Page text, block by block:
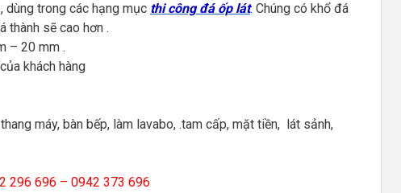
trong các hạng mục thi công đá ốp lát. Chúng có khổ đá
thành sẽ cao hơn .
– 20 mm .
khách hàng
máy, bàn bếp, làm lavabo, .tam cấp, mặt tiền, lát sảnh,
296 696 – 0942 373 696